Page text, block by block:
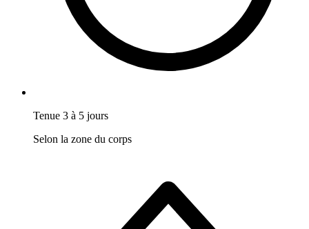
Tenue 3 à 5 jours
Selon la zone du corps